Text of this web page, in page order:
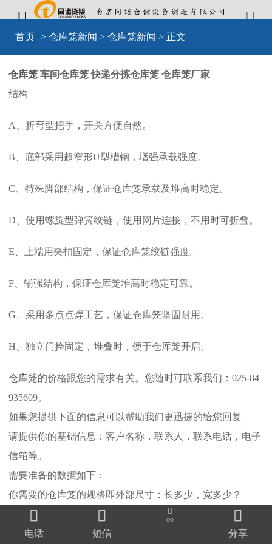


首页 > 仓库笼新闻 > 仓库笼新闻 > 正文
仓库笼 车间仓库笼 快递分拣仓库笼 仓库笼厂家
结构
A、折弯型把手，开关方便自然。
B、底部采用超窄形U型槽钢，增强承载强度。
C、特殊脚部结构，保证仓库笼承载及堆高时稳定。
D、使用螺旋型弹簧绞链，使用网片连接，不用时可折叠。
E、上端用夹扣固定，保证仓库笼绞链强度。
F、辅强结构，保证仓库笼堆高时稳定可靠。
G、采用多点点焊工艺，保证仓库笼坚固耐用。
H、独立门拴固定，堆叠时，便于仓库笼开启。
仓库笼的价格跟您的需求有关。您随时可联系我们：025-84
935609。
如果您提供下面的信息可以帮助我们更迅捷的给您回复
请提供你的基础信息：客户名称，联系人，联系电话，电子
信箱等。
需要准备的数据如下：
你需要的仓库笼的规格即外部尺寸：长多少，宽多少？
仓库笼对承载的要求：动载多少，静载多少？

电话

短信

QQ 
分享